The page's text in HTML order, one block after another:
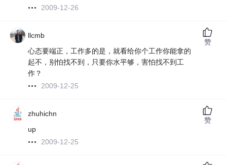
2009-12-26
llcmb
心态要端正，工作多的是，就看给你个工作你能拿的
起不，别怕找不到，只要你水平够，害怕找不到工
作？
2009-12-25
赞
zhuhichn
up
2009-12-25
赞